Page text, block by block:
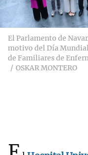
El Parlamento de
motivo del Día
de Familiares de
OSKAR MONTERO